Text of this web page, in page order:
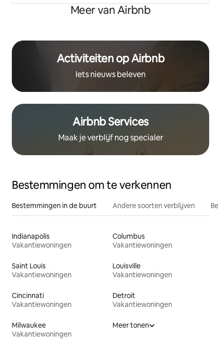
Meer van Airbnb
Activiteiten op Airbnb
Iets nieuws beleven
Airbnb Services
Maak je verblijf nog specialer
Bestemmingen om te verkennen
Bestemmingen in de buurt Andere soorten verblijven
Indianapolis
Vakantiewoningen
Columbus
Vakantiewoningen
Saint Louis
Vakantiewoningen
Louisville
Vakantiewoningen
Cincinnati
Vakantiewoningen
Detroit
Vakantiewoningen
Milwaukee
Vakantiewoningen
Meer tonen